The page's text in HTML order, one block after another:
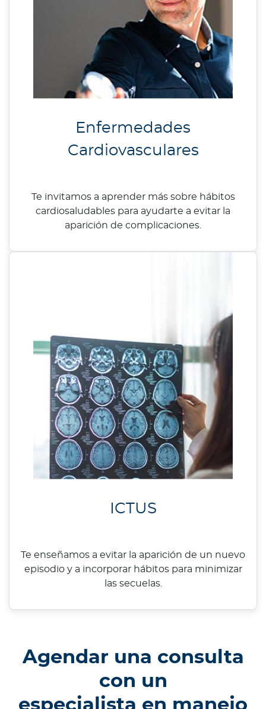
Enfermedades
Cardiovasculares
Te invitamos a aprender más sobre hábitos
cardiosaludables para ayudarte a evitar la
aparición de complicaciones.
ICTUS
Te enseñamos a evitar la aparición de un nuevo
episodio y a incorporar hábitos para minimizar
las secuelas.
Agendar una consulta
con un
especialista en manejo